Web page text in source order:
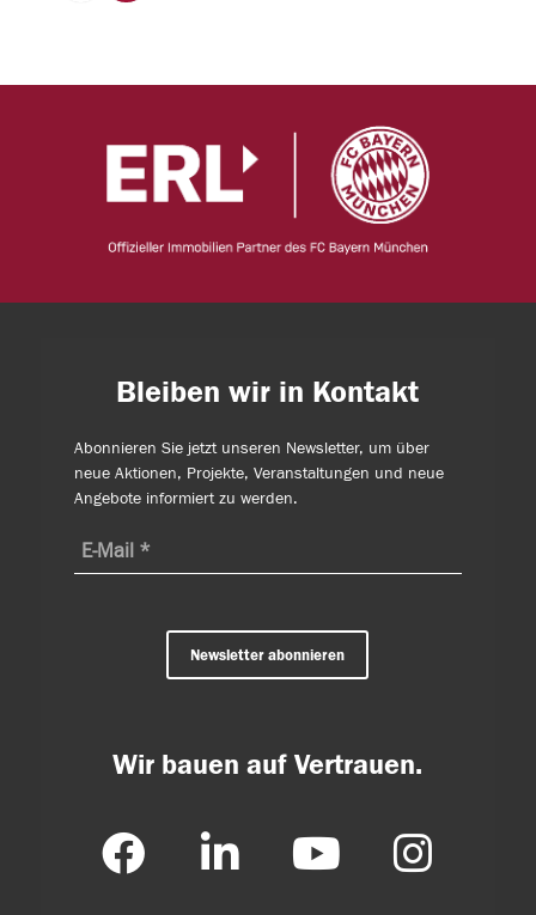
Bleiben wir in Kontakt
Abonnieren Sie jetzt unseren Newsletter, um über
neue Aktionen, Projekte, Veranstaltungen und neue
Angebote informiert zu werden.
Newsletter abonnieren
Wir bauen auf Vertrauen.